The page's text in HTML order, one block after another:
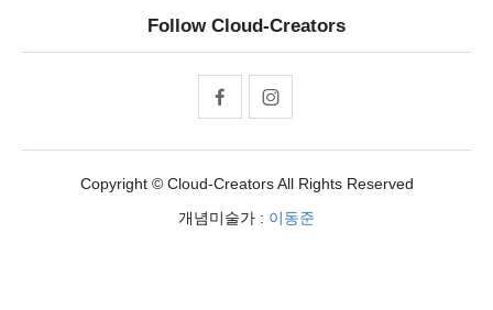
Follow Cloud-Creators
Copyright © Cloud-Creators All Rights Reserved
개념미술가 : 이동준